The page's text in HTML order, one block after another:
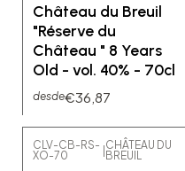
Château du Breuil
"Réserve du
Château " 8 Years
Old - vol. 40% - 70cl
desde€36,87
CLV-CB-RS-
XO-70
CHÂTEAU DU
BREUIL